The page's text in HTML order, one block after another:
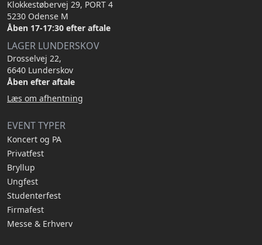
Klokkestøbervej 29, PORT 4
5230 Odense M
Åben 17-17:30 efter aftale
LAGER LUNDERSKOV
Drosselvej 22,
6640 Lunderskov
Åben efter aftale
Læs om afhentning
EVENT TYPER
Koncert og PA
Privatfest
Bryllup
Ungfest
Studenterfest
Firmafest
Messe & Erhverv